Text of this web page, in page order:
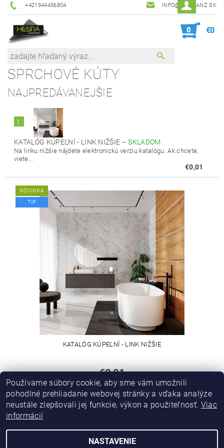
+421944456804 INFO@HESTIANZ.SK
0 €0
SPRCHOVÉ KÚTY
NAJPREDÁVANEJŠIE
1.
KATALÓG KÚPEĽNÍ - LINK NIŽŠIE –SKLADOM
Na linku nižšie nájdete elektronickú verziu katalógu. Ak chcete,
viete...
€0,01
NOVINKA
TIP
KATALÓG KÚPEĽNÍ - LINK NIŽŠIE
€0,01
Používame súbory cookie, aby sme vám umožnili
pohodlné prehliadanie webovej stránky a vďaka analýze
neustále zlepšovali jej funkcie, výkon a použiteľnosť. Viac
informácií
NASTAVENIE